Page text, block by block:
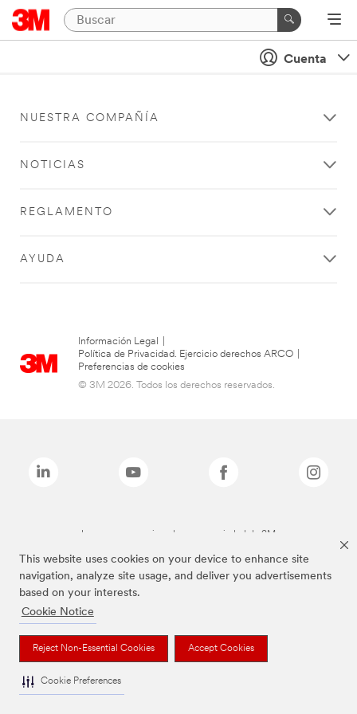
This website uses cookies on your device to enhance site
navigation, analyze site usage, and deliver you advertisements
based on your interests.
Cookie Notice
Reject Non-Essential Cookies Accept Cookies
Cookie Preferences
Cuenta
NUESTRA COMPAÑÍA
NOTICIAS
REGLAMENTO
AYUDA
Información Legal
Política de Privacidad. Ejercicio derechos ARCO
Preferencias de cookies
© 3M 2026. Todos los derechos reservados.
Las marcas mencionadas son propiedad de 3M